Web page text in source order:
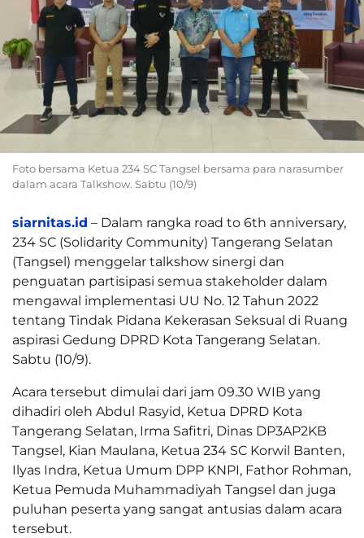
Foto bersama Ketua 234 SC Tangsel bersama para narasumber
dalam acara Talkshow. Sabtu (10/9)
siarnitas.id – Dalam rangka road to 6th anniversary,
234 SC (Solidarity Community) Tangerang Selatan
(Tangsel) menggelar talkshow sinergi dan
penguatan partisipasi semua stakeholder dalam
mengawal implementasi UU No. 12 Tahun 2022
tentang Tindak Pidana Kekerasan Seksual di Ruang
aspirasi Gedung DPRD Kota Tangerang Selatan.
Sabtu (10/9).
Acara tersebut dimulai dari jam 09.30 WIB yang
dihadiri oleh Abdul Rasyid, Ketua DPRD Kota
Tangerang Selatan, Irma Safitri, Dinas DP3AP2KB
Tangsel, Kian Maulana, Ketua 234 SC Korwil Banten,
Ilyas Indra, Ketua Umum DPP KNPI, Fathor Rohman,
Ketua Pemuda Muhammadiyah Tangsel dan juga
puluhan peserta yang sangat antusias dalam acara
tersebut.